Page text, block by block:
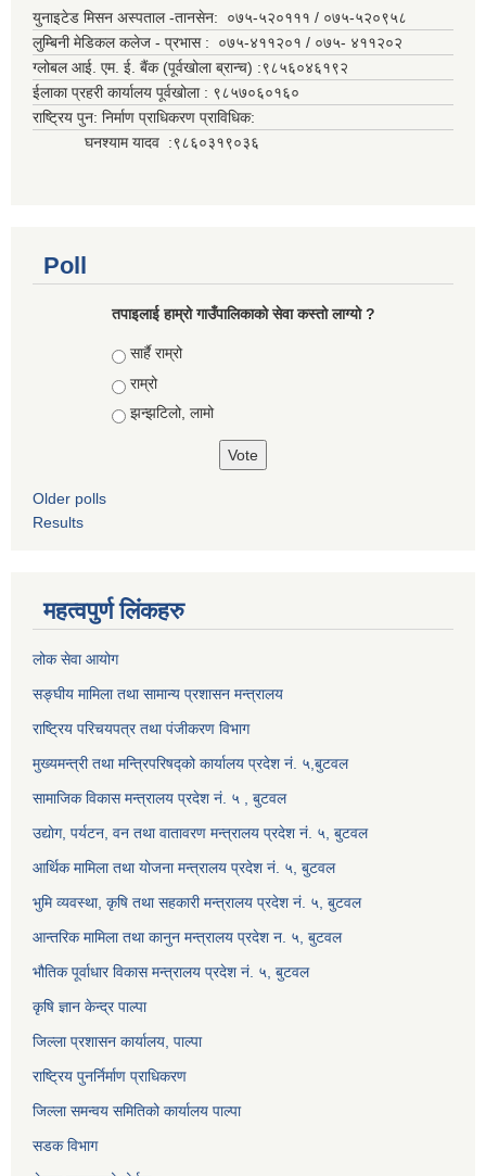
युनाइटेड मिसन अस्पताल -तानसेन: ०७५-५२०१११ / ०७५-५२०९५८
लुम्बिनी मेडिकल कलेज - प्रभास : ०७५-४११२०१ / ०७५- ४११२०२
ग्लोबल आई. एम. ई. बैंक (पूर्वखोला ब्रान्च) :९८५६०४६१९२
ईलाका प्रहरी कार्यालय पूर्वखोला : ९८५७०६०१६०
राष्ट्रिय पुन: निर्माण प्राधिकरण प्राविधिक:
घनश्याम यादव :९८६०३१९०३६
Poll
तपाइलाई हाम्रो गाउँपालिकाको सेवा कस्तो लाग्यो ?
Choices
सार्है राम्रो
राम्रो
झन्झटिलो, लामो
Older polls
Results
महत्वपुर्ण लिंकहरु
लोक सेवा आयोग
सङ्घीय मामिला तथा सामान्य प्रशासन मन्त्रालय
राष्ट्रिय परिचयपत्र तथा पंजीकरण विभाग
मुख्यमन्त्री तथा मन्त्रिपरिषद्को कार्यालय प्रदेश नं. ५,बुटवल
सामाजिक विकास मन्त्रालय प्रदेश नं. ५ , बुटवल
उद्याेग, पर्यटन, वन तथा वातावरण मन्त्रालय प्रदेश नं. ५, बुटवल
आर्थिक मामिला तथा योजना मन्त्रालय प्रदेश नं. ५, बुटवल
भुमि व्यवस्था, कृषि तथा सहकारी मन्त्रालय प्रदेश नं. ५, बुटवल
आन्तरिक मामिला तथा कानुन मन्त्रालय प्रदेश न. ५, बुटवल
भौतिक पूर्वाधार विकास मन्त्रालय प्रदेश नं. ५, बुटवल
कृषि ज्ञान केन्द्र पाल्पा
जिल्ला प्रशासन कार्यालय, पाल्पा
राष्ट्रिय पुनर्निर्माण प्राधिकरण
जिल्ला समन्वय समितिको कार्यालय पाल्पा
सडक विभाग